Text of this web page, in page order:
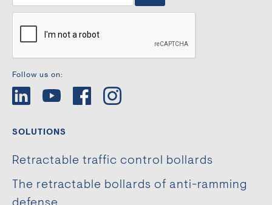
Follow us on:
SOLUTIONS
Retractable traffic control bollards
The retractable bollards of anti-ramming